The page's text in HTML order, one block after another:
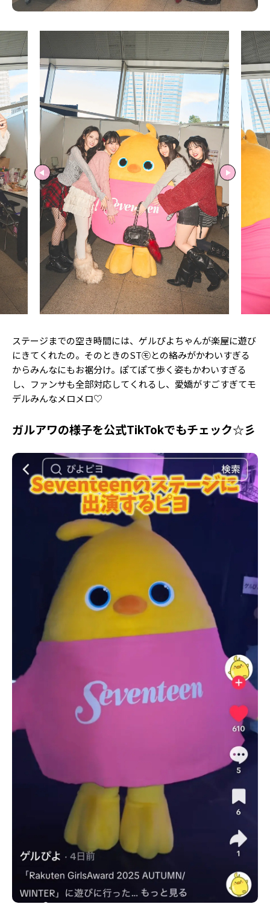
ステージまでの空き時間には、ゲルぴよちゃんが楽屋に遊び
にきてくれたの。そのときのST㋲との絡みがかわいすぎる
からみんなにもお裾分け。ぽてぽて歩く姿もかわいすぎる
し、ファンサも全部対応してくれるし、愛嬌がすごすぎてモ
デルみんなメロメロ♡
ガルアワの様子を公式TikTokでもチェック☆彡